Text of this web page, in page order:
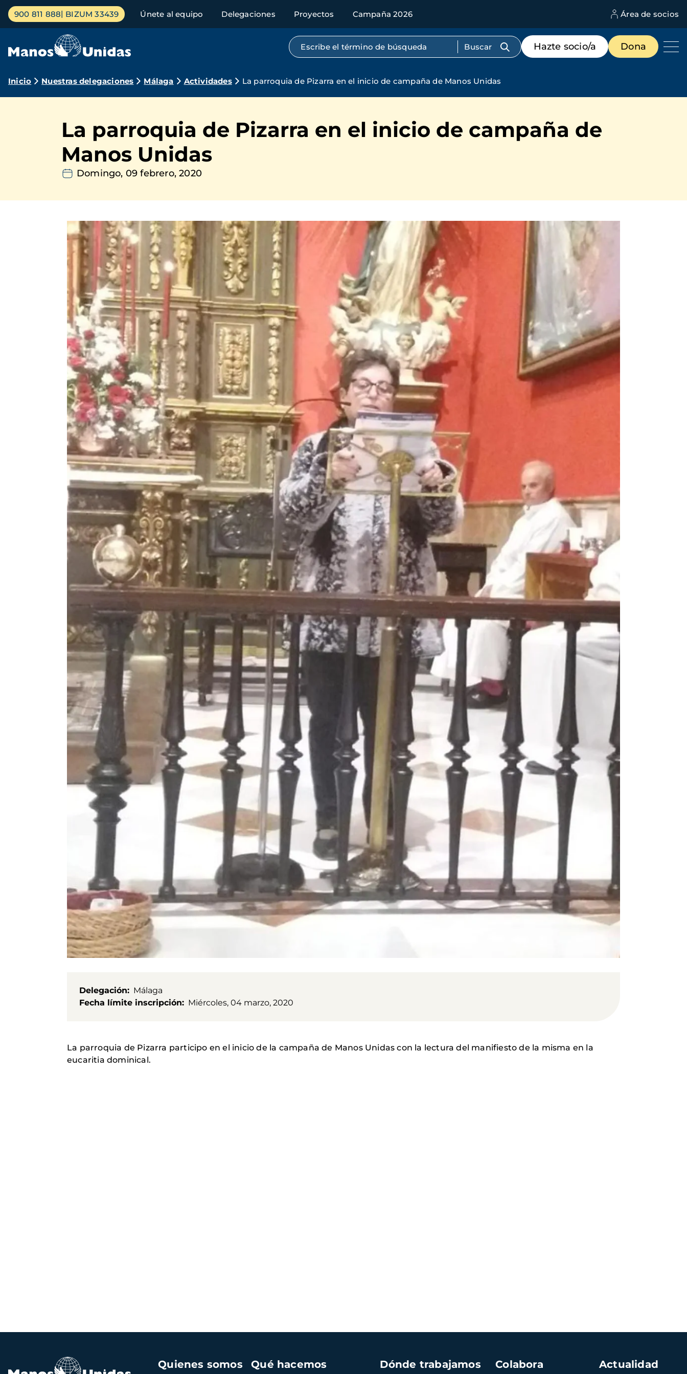
Pasar
contenido
Menú
principal
900 811 888 BIZUM 33439 Únete al equipo Delegaciones Proyectos Campaña 2026 Área de socios
Búsqueda por texto completo
Menú
de
destacados
Hazte socio/a Dona
Ruta
navegación
Inicio Nuestras delegaciones Málaga Actividades La parroquia de Pizarra en el inicio de campaña de Manos Unidas
La parroquia de Pizarra en el inicio de campaña de
Manos Unidas
Domingo, 09 febrero, 2020
Delegación
Málaga
Fecha límite inscripción
Miércoles, 04 marzo, 2020
La parroquia de Pizarra participo en el inicio de la campaña de Manos Unidas con la lectura del manifiesto de la misma en la
eucaritia dominical.
Navegación
principal
Quienes somos Qué hacemos Dónde trabajamos Colabora Actualidad